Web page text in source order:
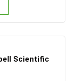
Scientific